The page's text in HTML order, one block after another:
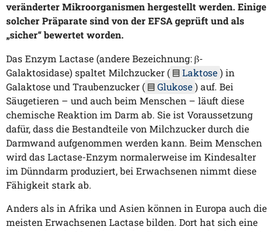
veränderter Mikroorganismen hergestellt werden. Einige
solcher Präparate sind von der EFSA geprüft und als
„sicher“ bewertet worden.
Das Enzym Lactase (andere Bezeichnung: β-
Galaktosidase) spaltet Milchzucker (
Laktose ) in
Galaktose und Traubenzucker (
Glukose ) auf. Bei
Säugetieren – und auch beim Menschen – läuft diese
chemische Reaktion im Darm ab. Sie ist Voraussetzung
dafür, dass die Bestandteile von Milchzucker durch die
Darmwand aufgenommen werden kann. Beim Menschen
wird das Lactase-Enzym normalerweise im Kindesalter
im Dünndarm produziert, bei Erwachsenen nimmt diese
Fähigkeit stark ab.
Anders als in Afrika und Asien können in Europa auch die
meisten Erwachsenen Lactase bilden. Dort hat sich eine